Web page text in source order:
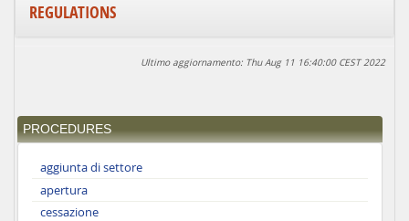
REGULATIONS
Ultimo aggiornamento: Thu Aug 11 16:40:00 CEST 2022
PROCEDURES
aggiunta di settore
apertura
cessazione